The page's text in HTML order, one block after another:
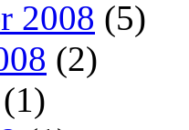
2008 (5)
(2)
(1)